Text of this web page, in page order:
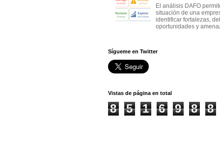
El análisis DAFO
situación de una
identificar fortalezas,
oportunidades y
Sígueme en Twitter
Vistas de página en total
8 5 1 6 9 8 8